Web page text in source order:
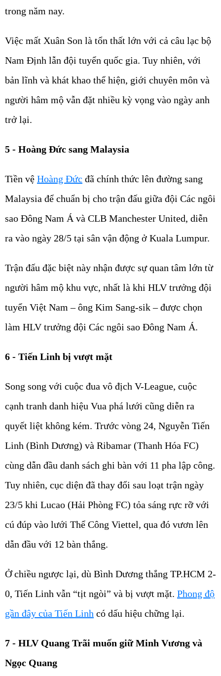
trong năm nay.
Việc mất Xuân Son là tổn thất lớn với cả câu lạc bộ
Nam Định lẫn đội tuyển quốc gia. Tuy nhiên, với
bản lĩnh và khát khao thể hiện, giới chuyên môn và
người hâm mộ vẫn đặt nhiều kỳ vọng vào ngày anh
trở lại.
5 - Hoàng Đức sang Malaysia
Tiền vệ Hoàng Đức đã chính thức lên đường sang
Malaysia để chuẩn bị cho trận đấu giữa đội Các ngôi
sao Đông Nam Á và CLB Manchester United, diễn
ra vào ngày 28/5 tại sân vận động ở Kuala Lumpur.
Trận đấu đặc biệt này nhận được sự quan tâm lớn từ
người hâm mộ khu vực, nhất là khi HLV trưởng đội
tuyển Việt Nam – ông Kim Sang-sik – được chọn
làm HLV trưởng đội Các ngôi sao Đông Nam Á.
6 - Tiến Linh bị vượt mặt
Song song với cuộc đua vô địch V-League, cuộc
cạnh tranh danh hiệu Vua phá lưới cũng diễn ra
quyết liệt không kém. Trước vòng 24, Nguyễn Tiến
Linh (Bình Dương) và Ribamar (Thanh Hóa FC)
cùng dẫn đầu danh sách ghi bàn với 11 pha lập công.
Tuy nhiên, cục diện đã thay đổi sau loạt trận ngày
23/5 khi Lucao (Hải Phòng FC) tỏa sáng rực rỡ với
cú đúp vào lưới Thể Công Viettel, qua đó vươn lên
dẫn đầu với 12 bàn thắng.
Ở chiều ngược lại, dù Bình Dương thắng TP.HCM 2-
0, Tiến Linh vẫn “tịt ngòi” và bị vượt mặt. Phong độ
gần đây của Tiến Linh có dấu hiệu chững lại.
7 - HLV Quang Trãi muốn giữ Minh Vương và
Ngọc Quang